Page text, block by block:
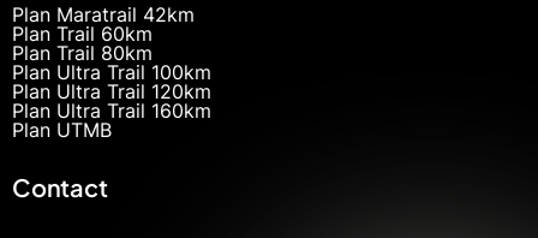
Plan Maratrail 42km
Plan Trail 60km
Plan Trail 80km
Plan Ultra Trail 100km
Plan Ultra Trail 120km
Plan Ultra Trail 160km
Plan UTMB
Contact